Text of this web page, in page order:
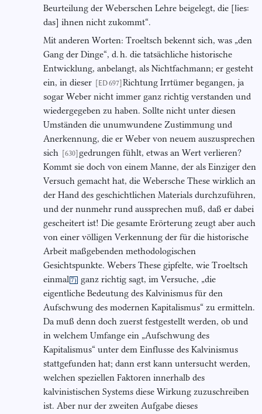
Beurteilung der Weberschen Lehre beigelegt, die [lies:
das] ihnen nicht zukommt“.
Mit anderen Worten: Troeltsch bekennt sich, was „den
Gang der Dinge“, d. h. die tatsächliche historische
Entwicklung, anbelangt, als Nichtfachmann; er gesteht
ein, in dieser
[ED 697] Richtung Irrtümer begangen, ja
sogar Weber nicht immer ganz richtig verstanden und
wiedergegeben zu haben. Sollte nicht unter diesen
Umständen die unumwundene Zustimmung und
Anerkennung, die er Weber von neuem auszusprechen
sich
[630] gedrungen fühlt, etwas an Wert verlieren?
Kommt sie doch von einem Manne, der als Einziger den
Versuch gemacht hat, die Webersche These wirklich an
der Hand des geschichtlichen Materials durchzuführen,
und der nunmehr rund aussprechen muß, daß er dabei
gescheitert ist! Die gesamte Erörterung zeugt aber auch
von einer völligen Verkennung der für die historische
Arbeit maßgebenden methodologischen
Gesichtspunkte. Webers These gipfelte, wie Troeltsch
einmal 7)
ganz richtig sagt, im Versuche, „die
eigentliche Bedeutung des Kalvinismus für den
Aufschwung des modernen Kapitalismus“ zu ermitteln.
Da muß denn doch zuerst festgestellt werden, ob und
in welchem Umfange ein „Aufschwung des
Kapitalismus“ unter dem Einflusse des Kalvinismus
stattgefunden hat; dann erst kann untersucht werden,
welchen speziellen Faktoren innerhalb des
kalvinistischen Systems diese Wirkung zuzuschreiben
ist. Aber nur der zweiten Aufgabe dieses